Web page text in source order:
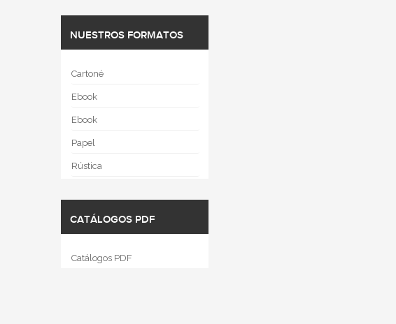
NUESTROS FORMATOS
Cartoné
Ebook
Ebook
Papel
Rústica
CATÁLOGOS PDF
Catálogos PDF